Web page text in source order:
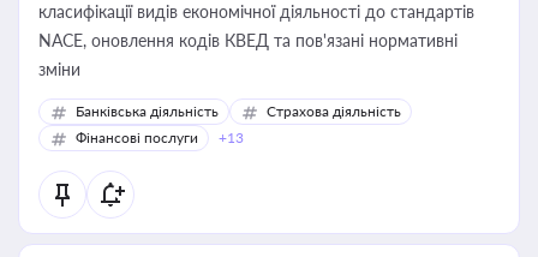
класифікації видів економічної діяльності до стандартів
NACE, оновлення кодів КВЕД та пов'язані нормативні
зміни
Банківська діяльність
Страхова діяльність
Фінансові послуги
+13